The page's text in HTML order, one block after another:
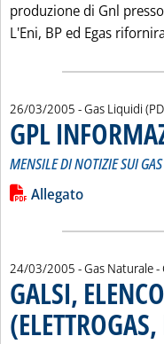
produzione di Gnl
L'Eni, BP ed Egas
26/03/2005 - Gas Liquidi
GPL
MENSILE DI NOTIZIE SUI
Leggi tutta la notizia:
Lista allegati PDF
Allegato
24/03/2005 - Gas Naturale -
GALSI,